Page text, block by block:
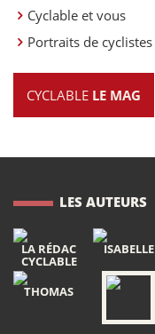
Cyclable et vous
Portraits de cyclistes
CYCLABLE LE MAG
LES AUTEURS
LA RÉDAC
CYCLABLE
ISABELLE
THOMAS